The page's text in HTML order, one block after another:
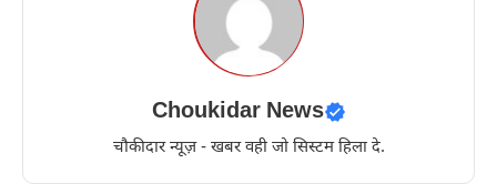
Choukidar News
चौकीदार न्यूज़ - खबर वही जो सिस्टम हिला दे.